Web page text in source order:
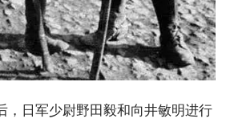
军少尉野田毅和向井敏明进行